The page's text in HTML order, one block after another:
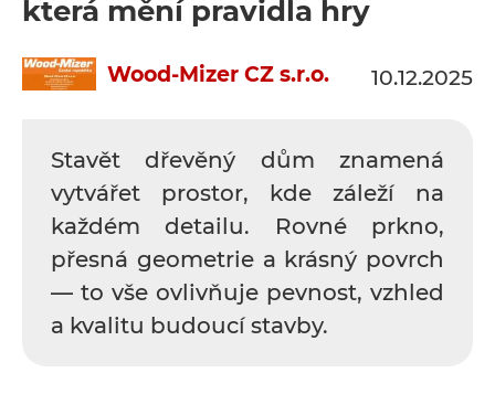
která mění pravidla hry
Wood-Mizer CZ s.r.o. 10.12.2025
Stavět dřevěný dům znamená
vytvářet prostor, kde záleží na
každém detailu. Rovné prkno,
přesná geometrie a krásný povrch
— to vše ovlivňuje pevnost, vzhled
a kvalitu budoucí stavby.